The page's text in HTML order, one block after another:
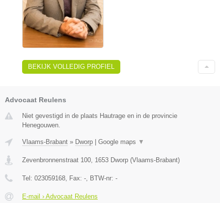
BEKIJK VOLLEDIG PROFIEL
Advocaat Reulens
Niet gevestigd in de plaats Hautrage en in de provincie
Henegouwen.
Vlaams-Brabant » Dworp Google maps ▼
Zevenbronnenstraat 100 1653 Dworp (Vlaams-Brabant)
Tel: 023059168 , Fax: - , BTW-nr: -
E-mail › Advocaat Reulens